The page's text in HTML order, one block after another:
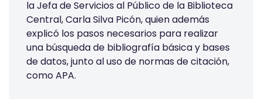
la Jefa de Servicios al Público de la Biblioteca
Central, Carla Silva Picón, quien además
explicó los pasos necesarios para realizar
una búsqueda de bibliografía básica y bases
de datos, junto al uso de normas de citación,
como APA.